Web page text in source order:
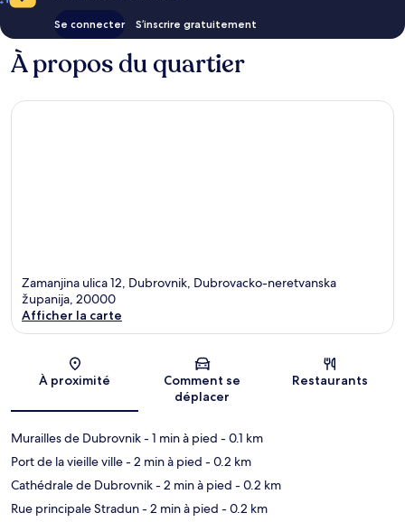
Se connecter S’inscrire gratuitement
À propos du quartier
Zamanjina ulica 12, Dubrovnik, Dubrovacko-neretvanska
županija, 20000
Afficher la carte
À proximité
Comment se
déplacer
Restaurants
Murailles de Dubrovnik- 1 min à pied - 0.1 km
Port de la vieille ville- 2 min à pied - 0.2 km
Cathédrale de Dubrovnik- 2 min à pied - 0.2 km
Rue principale Stradun- 2 min à pied - 0.2 km